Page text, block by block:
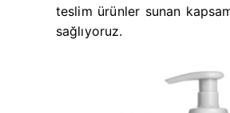
teslim ürünler sunan
sağlıyoruz.